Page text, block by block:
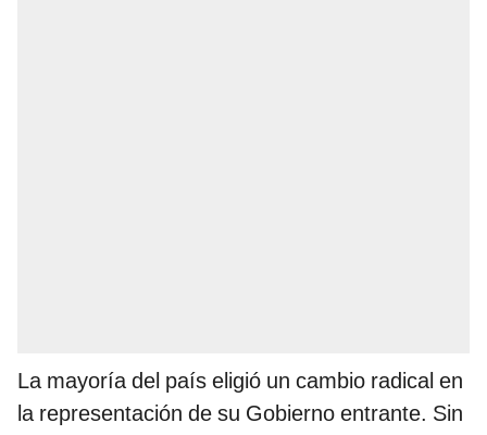
La mayoría del país eligió un cambio radical en
la representación de su Gobierno entrante. Sin